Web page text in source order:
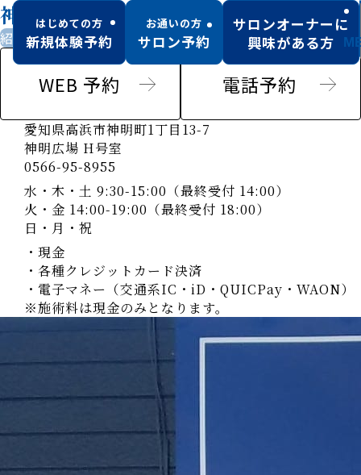
神明店
紹介のみ男性可駐車場あり
WEB 予約 電話予約
愛知県高浜市神明町1丁目13-7
神明広場 H号室
0566-95-8955
水・木・土 9:30-15:00（最終受付 14:00）
火・金 14:00-19:00（最終受付 18:00）
日・月・祝
・現金
・各種クレジットカード決済
・電子マネー（交通系IC・iD・QUICPay・WAON）
※施術料は現金のみとなります。
はじめての方
新規体験予約
お通いの方
サロン予約
サロンオーナーに
興味がある方